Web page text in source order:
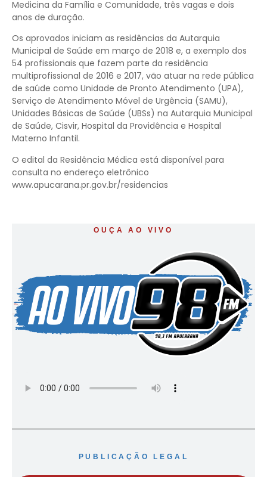
Medicina da Família e Comunidade, três vagas e dois
anos de duração.
Os aprovados iniciam as residências da Autarquia
Municipal de Saúde em março de 2018 e, a exemplo dos
54 profissionais que fazem parte da residência
multiprofissional de 2016 e 2017, vão atuar na rede pública
de saúde como Unidade de Pronto Atendimento (UPA),
Serviço de Atendimento Móvel de Urgência (SAMU),
Unidades Básicas de Saúde (UBSs) na Autarquia Municipal
de Saúde, Cisvir, Hospital da Providência e Hospital
Materno Infantil.
O edital da Residência Médica está disponível para
consulta no endereço eletrônico
www.apucarana.pr.gov.br/residencias
OUÇA AO VIVO
PUBLICAÇÃO LEGAL